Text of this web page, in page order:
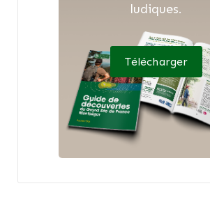
ludiques.
Télécharger